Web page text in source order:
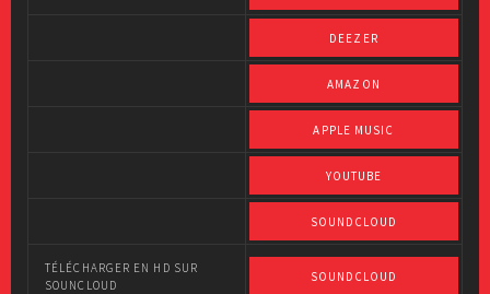
DEEZER
AMAZON
APPLE MUSIC
YOUTUBE
SOUNDCLOUD
TÉLÉCHARGER EN HD SUR
SOUNCLOUD
SOUNDCLOUD